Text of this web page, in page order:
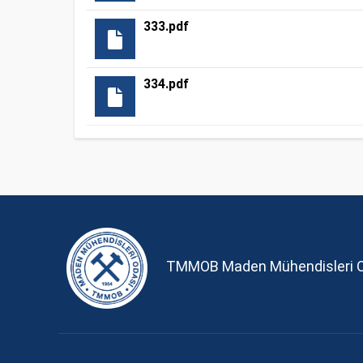
333.pdf
334.pdf
TMMOB Maden Mühendisleri